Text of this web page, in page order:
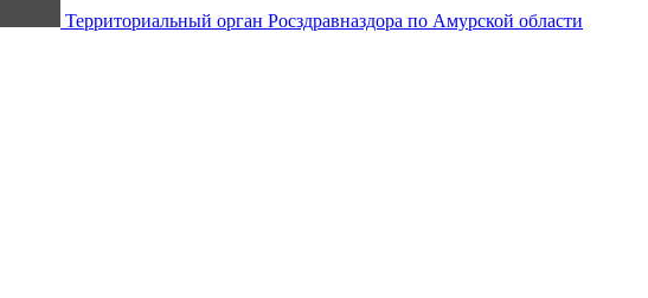
Территориальный орган Росздравназдора по Амурской области